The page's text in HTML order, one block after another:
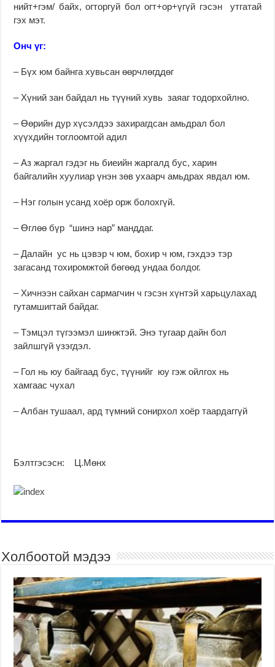
нийт+гэм/ байх, огторгуй бол огт+ор+үгүй гэсэн утгатай
гэх мэт.
Онч үг:
– Бүх юм байнга хувьсан өөрчлөгддөг
– Хүний зан байдал нь түүний хувь заяаг тодорхойлно.
– Өөрийн дур хүсэлдээ захирагдсан амьдрал бол
хүүхдийн тоглоомтой адил
– Аз жаргал гэдэг нь биеийн жаргалд бус, харин
байгалийн хуулиар үнэн зөв ухаарч амьдрах явдал юм.
– Нэг голын усанд хоёр орж болохгүй.
– Өглөө бүр “шинэ нар” манддаг.
– Далайн ус нь цэвэр ч юм, бохир ч юм, гэхдээ тэр
загасанд тохиромжтой бөгөөд ундаа болдог.
– Хичнээн сайхан сармагчин ч гэсэн хүнтэй харьцулахад
гутамшигтай байдаг.
– Тэмцэл түгээмэл шинжтэй. Энэ тугаар дайн бол
зайлшгүй үзэгдэл.
– Гол нь юу байгаад бус, түүнийг юу гэж ойлгох нь
хамгаас чухал
– Албан тушаал, ард түмний сонирхол хоёр таардаггүй
Бэлтгэсэсн: Ц.Мөнх
Холбоотой мэдээ